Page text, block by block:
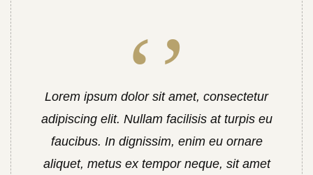
Lorem ipsum dolor sit amet, consectetur
adipiscing elit. Nullam facilisis at turpis eu
faucibus. In dignissim, enim eu ornare
aliquet, metus ex tempor neque, sit amet